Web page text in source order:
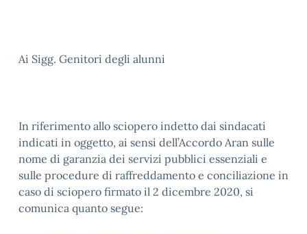
Ai Sigg. Genitori degli alunni
In riferimento allo sciopero indetto dai sindacati
indicati in oggetto, ai sensi dell’Accordo Aran sulle
nome di garanzia dei servizi pubblici essenziali e
sulle procedure di raffreddamento e conciliazione in
caso di sciopero firmato il 2 dicembre 2020, si
comunica quanto segue: